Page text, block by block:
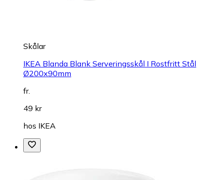
Skålar
IKEA Blanda Blank Serveringsskål I Rostfritt Stål
Ø200x90mm
fr.
49 kr
hos IKEA